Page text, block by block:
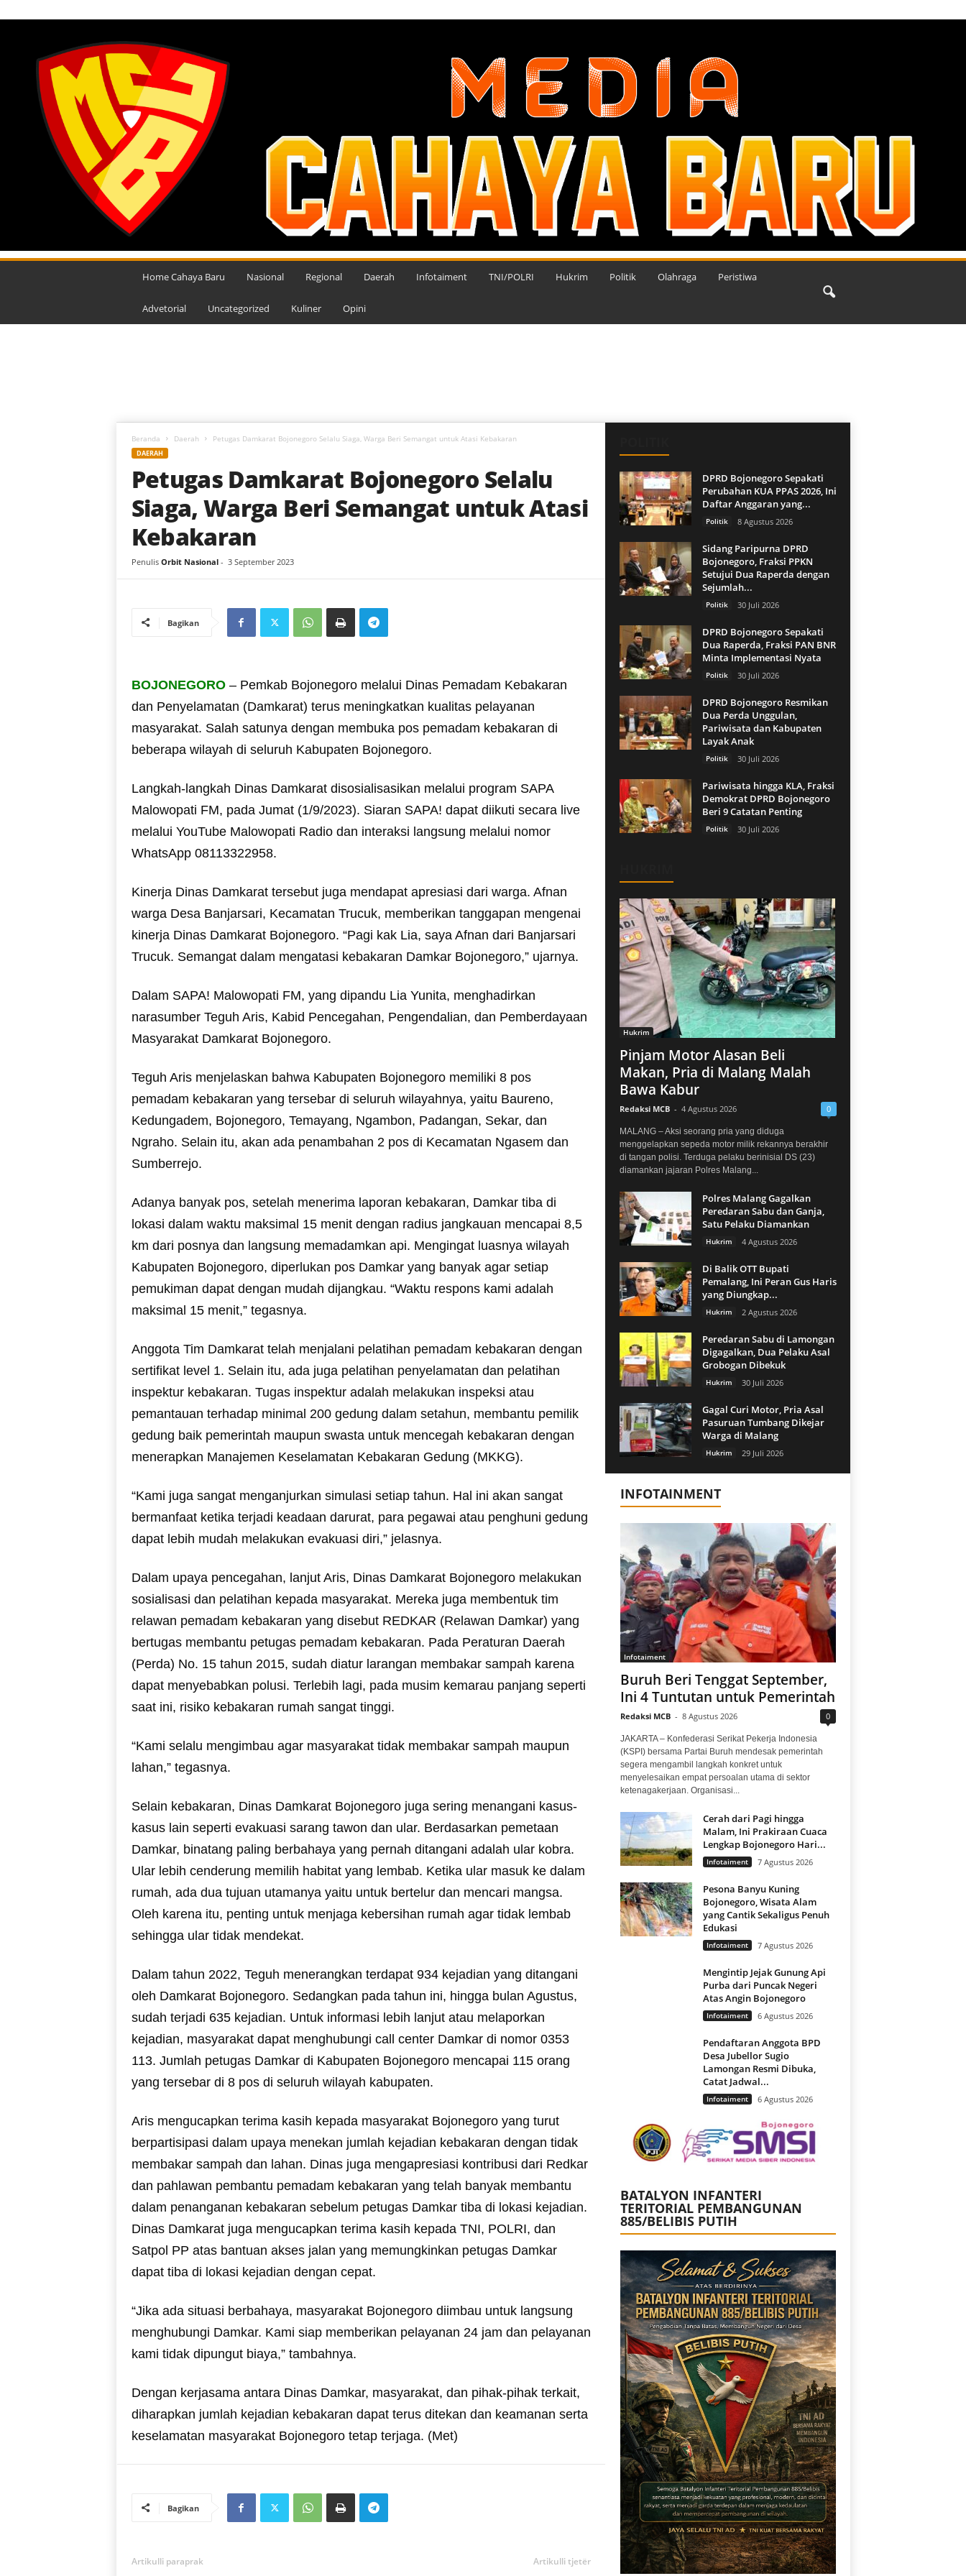
M
Home Cahaya Baru Nasional Regional Daerah Infotaiment TNI/POLRI Hukrim Politik Olahraga Peristiwa
Advetorial Uncategorized Kuliner Opini
Beranda Daerah Petugas Damkarat Bojonegoro Selalu Siaga, Warga Beri Semangat untuk Atasi Kebakaran
DAERAH
Petugas Damkarat Bojonegoro Selalu
Siaga, Warga Beri Semangat untuk Atasi
Kebakaran
Penulis Orbit Nasional- 3 September 2023
Bagikan
BOJONEGORO– Pemkab Bojonegoro melalui Dinas Pemadam Kebakaran
dan Penyelamatan (Damkarat) terus meningkatkan kualitas pelayanan
masyarakat. Salah satunya dengan membuka pos pemadam kebakaran di
beberapa wilayah di seluruh Kabupaten Bojonegoro.
Langkah-langkah Dinas Damkarat disosialisasikan melalui program SAPA
Malowopati FM, pada Jumat (1/9/2023). Siaran SAPA! dapat diikuti secara live
melalui YouTube Malowopati Radio dan interaksi langsung melalui nomor
WhatsApp 08113322958.
Kinerja Dinas Damkarat tersebut juga mendapat apresiasi dari warga. Afnan
warga Desa Banjarsari, Kecamatan Trucuk, memberikan tanggapan mengenai
kinerja Dinas Damkarat Bojonegoro. “Pagi kak Lia, saya Afnan dari Banjarsari
Trucuk. Semangat dalam mengatasi kebakaran Damkar Bojonegoro,” ujarnya.
Dalam SAPA! Malowopati FM, yang dipandu Lia Yunita, menghadirkan
narasumber Teguh Aris, Kabid Pencegahan, Pengendalian, dan Pemberdayaan
Masyarakat Damkarat Bojonegoro.
Teguh Aris menjelaskan bahwa Kabupaten Bojonegoro memiliki 8 pos
pemadam kebakaran yang tersebar di seluruh wilayahnya, yaitu Baureno,
Kedungadem, Bojonegoro, Temayang, Ngambon, Padangan, Sekar, dan
Ngraho. Selain itu, akan ada penambahan 2 pos di Kecamatan Ngasem dan
Sumberrejo.
Adanya banyak pos, setelah menerima laporan kebakaran, Damkar tiba di
lokasi dalam waktu maksimal 15 menit dengan radius jangkauan mencapai 8,5
km dari posnya dan langsung memadamkan api. Mengingat luasnya wilayah
Kabupaten Bojonegoro, diperlukan pos Damkar yang banyak agar setiap
pemukiman dapat dengan mudah dijangkau. “Waktu respons kami adalah
maksimal 15 menit,” tegasnya.
Anggota Tim Damkarat telah menjalani pelatihan pemadam kebakaran dengan
sertifikat level 1. Selain itu, ada juga pelatihan penyelamatan dan pelatihan
inspektur kebakaran. Tugas inspektur adalah melakukan inspeksi atau
pemantauan terhadap minimal 200 gedung dalam setahun, membantu pemilik
gedung baik pemerintah maupun swasta untuk mencegah kebakaran dengan
menerapkan Manajemen Keselamatan Kebakaran Gedung (MKKG).
“Kami juga sangat menganjurkan simulasi setiap tahun. Hal ini akan sangat
bermanfaat ketika terjadi keadaan darurat, para pegawai atau penghuni gedung
dapat lebih mudah melakukan evakuasi diri,” jelasnya.
Dalam upaya pencegahan, lanjut Aris, Dinas Damkarat Bojonegoro melakukan
sosialisasi dan pelatihan kepada masyarakat. Mereka juga membentuk tim
relawan pemadam kebakaran yang disebut REDKAR (Relawan Damkar) yang
bertugas membantu petugas pemadam kebakaran. Pada Peraturan Daerah
(Perda) No. 15 tahun 2015, sudah diatur larangan membakar sampah karena
dapat menyebabkan polusi. Terlebih lagi, pada musim kemarau panjang seperti
saat ini, risiko kebakaran rumah sangat tinggi.
“Kami selalu mengimbau agar masyarakat tidak membakar sampah maupun
lahan,” tegasnya.
Selain kebakaran, Dinas Damkarat Bojonegoro juga sering menangani kasus-
kasus lain seperti evakuasi sarang tawon dan ular. Berdasarkan pemetaan
Damkar, binatang paling berbahaya yang pernah ditangani adalah ular kobra.
Ular lebih cenderung memilih habitat yang lembab. Ketika ular masuk ke dalam
rumah, ada dua tujuan utamanya yaitu untuk bertelur dan mencari mangsa.
Oleh karena itu, penting untuk menjaga kebersihan rumah agar tidak lembab
sehingga ular tidak mendekat.
Dalam tahun 2022, Teguh menerangkan terdapat 934 kejadian yang ditangani
oleh Damkarat Bojonegoro. Sedangkan pada tahun ini, hingga bulan Agustus,
sudah terjadi 635 kejadian. Untuk informasi lebih lanjut atau melaporkan
kejadian, masyarakat dapat menghubungi call center Damkar di nomor 0353
113. Jumlah petugas Damkar di Kabupaten Bojonegoro mencapai 115 orang
yang tersebar di 8 pos di seluruh wilayah kabupaten.
Aris mengucapkan terima kasih kepada masyarakat Bojonegoro yang turut
berpartisipasi dalam upaya menekan jumlah kejadian kebakaran dengan tidak
membakar sampah dan lahan. Dinas juga mengapresiasi kontribusi dari Redkar
dan pahlawan pembantu pemadam kebakaran yang telah banyak membantu
dalam penanganan kebakaran sebelum petugas Damkar tiba di lokasi kejadian.
Dinas Damkarat juga mengucapkan terima kasih kepada TNI, POLRI, dan
Satpol PP atas bantuan akses jalan yang memungkinkan petugas Damkar
dapat tiba di lokasi kejadian dengan cepat.
“Jika ada situasi berbahaya, masyarakat Bojonegoro diimbau untuk langsung
menghubungi Damkar. Kami siap memberikan pelayanan 24 jam dan pelayanan
kami tidak dipungut biaya,” tambahnya.
Dengan kerjasama antara Dinas Damkar, masyarakat, dan pihak-pihak terkait,
diharapkan jumlah kejadian kebakaran dapat terus ditekan dan keamanan serta
keselamatan masyarakat Bojonegoro tetap terjaga. (Met)
Bagikan
Artikulli paraprak Artikulli tjetër
DPRD Bojonegoro Sepakati
Perubahan KUA PPAS 2026, Ini
Daftar Anggaran yang...
Politik 8 Agustus 2026
Sidang Paripurna DPRD
Bojonegoro, Fraksi PPKN
Setujui Dua Raperda dengan
Sejumlah...
Politik 30 Juli 2026
DPRD Bojonegoro Sepakati
Dua Raperda, Fraksi PAN BNR
Minta Implementasi Nyata
Politik 30 Juli 2026
DPRD Bojonegoro Resmikan
Dua Perda Unggulan,
Pariwisata dan Kabupaten
Layak Anak
Politik 30 Juli 2026
Pariwisata hingga KLA, Fraksi
Demokrat DPRD Bojonegoro
Beri 9 Catatan Penting
Politik 30 Juli 2026
Hukrim
Pinjam Motor Alasan Beli
Makan, Pria di Malang Malah
Bawa Kabur
Redaksi MCB - 4 Agustus 2026 0
MALANG – Aksi seorang pria yang diduga
menggelapkan sepeda motor milik rekannya berakhir
di tangan polisi. Terduga pelaku berinisial DS (23)
diamankan jajaran Polres Malang...
Polres Malang Gagalkan
Peredaran Sabu dan Ganja,
Satu Pelaku Diamankan
Hukrim 4 Agustus 2026
Di Balik OTT Bupati
Pemalang, Ini Peran Gus Haris
yang Diungkap...
Hukrim 2 Agustus 2026
Peredaran Sabu di Lamongan
Digagalkan, Dua Pelaku Asal
Grobogan Dibekuk
Hukrim 30 Juli 2026
Gagal Curi Motor, Pria Asal
Pasuruan Tumbang Dikejar
Warga di Malang
Hukrim 29 Juli 2026
INFOTAINMENT
Infotaiment
Buruh Beri Tenggat September,
Ini 4 Tuntutan untuk Pemerintah
Redaksi MCB - 8 Agustus 2026 0
JAKARTA – Konfederasi Serikat Pekerja Indonesia
(KSPI) bersama Partai Buruh mendesak pemerintah
segera mengambil langkah konkret untuk
menyelesaikan empat persoalan utama di sektor
ketenagakerjaan. Organisasi...
Cerah dari Pagi hingga
Malam, Ini Prakiraan Cuaca
Lengkap Bojonegoro Hari...
Infotaiment 7 Agustus 2026
Pesona Banyu Kuning
Bojonegoro, Wisata Alam
yang Cantik Sekaligus Penuh
Edukasi
Infotaiment 7 Agustus 2026
Mengintip Jejak Gunung Api
Purba dari Puncak Negeri
Atas Angin Bojonegoro
Infotaiment 6 Agustus 2026
Pendaftaran Anggota BPD
Desa Jubellor Sugio
Lamongan Resmi Dibuka,
Catat Jadwal...
Infotaiment 6 Agustus 2026
BATALYON INFANTERI
TERITORIAL PEMBANGUNAN
885/BELIBIS PUTIH